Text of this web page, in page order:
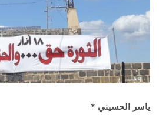
ياسر الحسيني *